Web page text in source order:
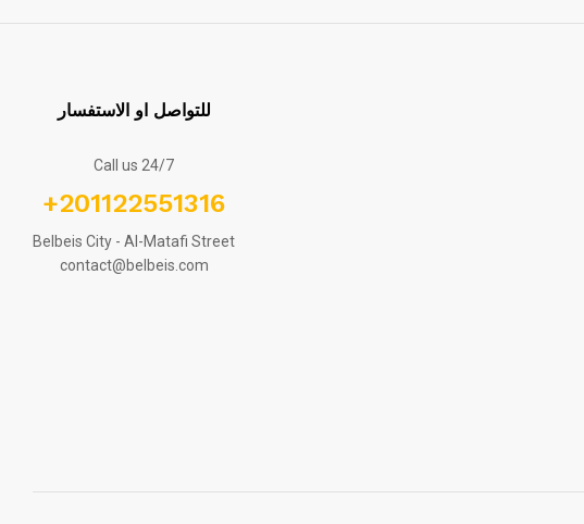
للتواصل او الاستفسار
Call us 24/7
+201122551316
Belbeis City - Al-Matafi Street
contact@belbeis.com